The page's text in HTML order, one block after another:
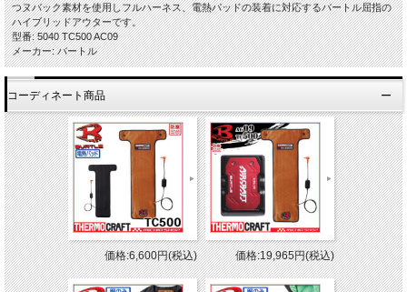
つヌバック素材を使用しフルハーネス、電熱パッドの装着に対応するバートル屈指の
ハイブリッドアウターです。
型番: 5040 TC500 AC09
メーカー: バートル
コーディネート商品
価格:6,600円(税込) 価格:19,965円(税込)